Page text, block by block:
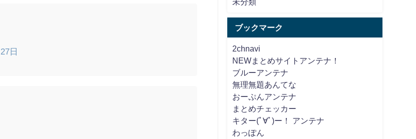
日
ブックマーク
2chnavi
NEWまとめサイトアンテナ！
ブルーアンテナ
無理無題あんてな
おーぷんアンテナ
まとめチェッカー
キター(ﾟ∀ﾟ)ー！ アンテナ
わっぽん